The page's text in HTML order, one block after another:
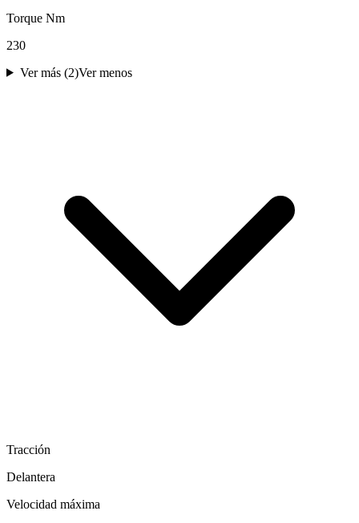
Torque Nm
230
Ver más (2)Ver menos
Tracción
Delantera
Velocidad máxima